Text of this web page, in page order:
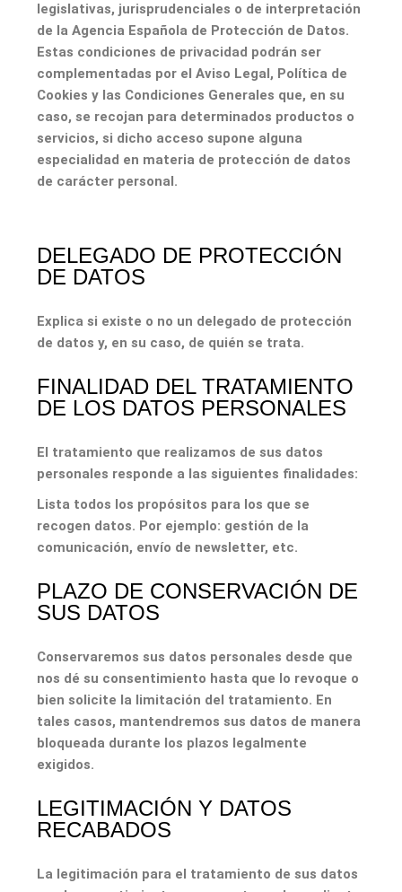
legislativas, jurisprudenciales o de interpretación
de la Agencia Española de Protección de Datos.
Estas condiciones de privacidad podrán ser
complementadas por el Aviso Legal, Política de
Cookies y las Condiciones Generales que, en su
caso, se recojan para determinados productos o
servicios, si dicho acceso supone alguna
especialidad en materia de protección de datos
de carácter personal.
DELEGADO DE PROTECCIÓN
DE DATOS
Explica si existe o no un delegado de protección
de datos y, en su caso, de quién se trata.
FINALIDAD DEL TRATAMIENTO
DE LOS DATOS PERSONALES
El tratamiento que realizamos de sus datos
personales responde a las siguientes finalidades:
Lista todos los propósitos para los que se
recogen datos. Por ejemplo: gestión de la
comunicación, envío de newsletter, etc.
PLAZO DE CONSERVACIÓN DE
SUS DATOS
Conservaremos sus datos personales desde que
nos dé su consentimiento hasta que lo revoque o
bien solicite la limitación del tratamiento. En
tales casos, mantendremos sus datos de manera
bloqueada durante los plazos legalmente
exigidos.
LEGITIMACIÓN Y DATOS
RECABADOS
La legitimación para el tratamiento de sus datos